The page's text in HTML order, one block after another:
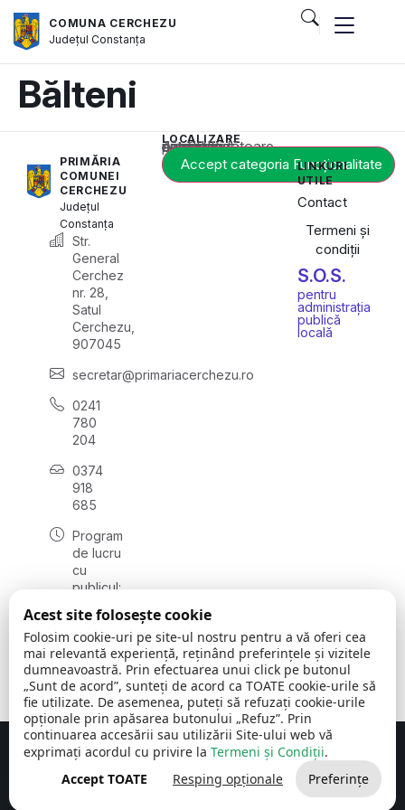
COMUNA CERCHEZU
JudețulConstanța
Bălteni
PRIMĂRIA
COMUNEI
CERCHEZU
Județul
Constanța
Str.
General
Cerchez
nr. 28,
Satul
Cerchezu,
907045
secretar@primariacerchezu.ro
0241
780
204
0374
918
685
Program
de lucru
cu
publicul:
08:00 -
16:30
, vineri:
08:00 -
14:00
LOCALIZARE
Acest conținut este blocat până când acceptați categoria corespunzătoare de cookie-uri.
Accept categoria Funcționalitate
LINKURI
UTILE
Contact
Termeni și
condiții
S.O.S.
pentru
administrația
publică
locală
Comuna Cerchezu © 2026Toate drepturile rezervate
Concept realizat de Big Media Relații Publice SRL
Acest site folosește cookie
Folosim cookie-uri pe site-ul nostru pentru a vă oferi cea
mai relevantă experiență, reținând preferințele și vizitele
dumneavoastră. Prin efectuarea unui click pe butonul
„Sunt de acord”, sunteți de acord ca TOATE cookie-urile să
fie utilizate. De asemenea, puteți să refuzați cookie-urile
opționale prin apăsarea butonului „Refuz”. Prin
continuarea accesării sau utilizării Site-ului web vă
exprimați acordul cu privire la Termeni și Condiții.
Accept TOATE
Resping opționale Preferințe